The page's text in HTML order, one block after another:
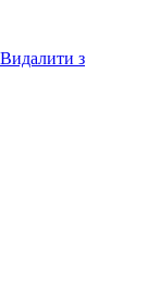
Видалити з